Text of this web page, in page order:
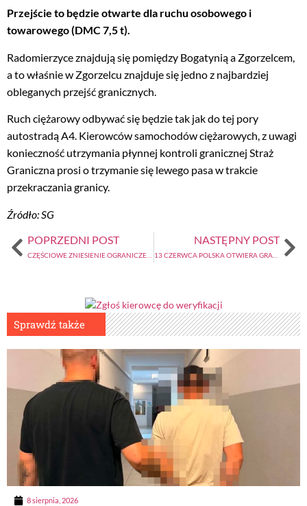
Przejście to będzie otwarte dla ruchu osobowego i
towarowego (DMC 7,5 t).
Radomierzyce znajdują się pomiędzy Bogatynią a Zgorzelcem,
a to właśnie w Zgorzelcu znajduje się jedno z najbardziej
obleganych przejść granicznych.
Ruch ciężarowy odbywać się będzie tak jak do tej pory
autostradą A4. Kierowców samochodów ciężarowych, z uwagi
konieczność utrzymania płynnej kontroli granicznej Straż
Graniczna prosi o trzymanie się lewego pasa w trakcie
przekraczania granicy.
Źródło: SG
POPRZEDNI POST
NASTĘPNY POST
13 CZERWCA POLSKA OTWIERA GRANICE DLA PAŃSTW UE
Sprawdź także
8 sierpnia, 2026